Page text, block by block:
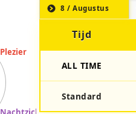
8 / Augustus
Tijd
ALL TIME
Standard